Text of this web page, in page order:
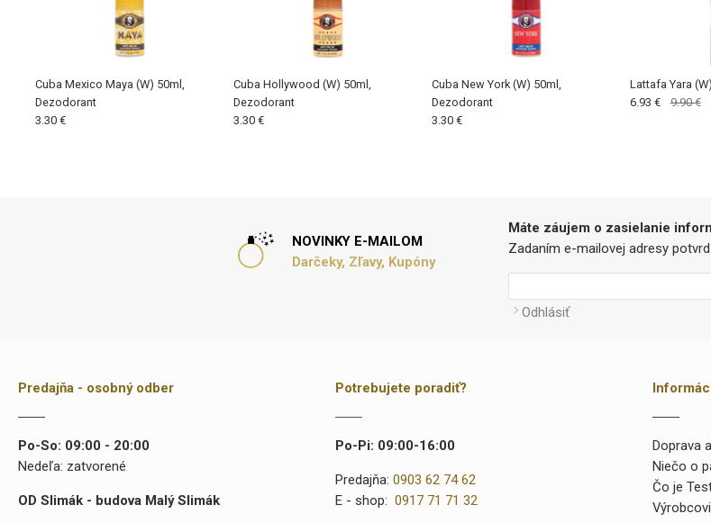
Cuba Mexico Maya (W) 50ml,
Dezodorant
3.30 €
Cuba Hollywood (W) 50ml,
Dezodorant
3.30 €
Cuba New York (W) 50ml,
Dezodorant
3.30 €
Lattafa Yara
6.93 € 9.90 €
NOVINKY E-MAILOM
Darčeky, Zľavy, Kupóny
Máte záujem o zasielanie
Zadaním e-mailovej adresy
Odhlásiť
Predajňa - osobný odber
Po-So: 09:00 - 20:00
Nedeľa: zatvorené
OD Slimák - budova Malý Slimák
Potrebujete poradiť?
Po-Pi: 09:00-16:00
Predajňa:0903 62 74 62
E - shop:0917 71 71 32
Doprava
Niečo o
Čo je